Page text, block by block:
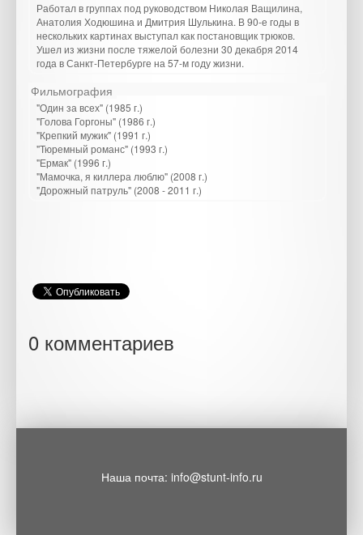
Работал в группах под руководством Николая Ващилина,
Анатолия Ходюшина и Дмитрия Шулькина. В 90-е годы в
нескольких картинах выступал как постановщик трюков.
Ушел из жизни после тяжелой болезни 30 декабря 2014
года в Санкт-Петербурге на 57-м году жизни.
Фильмография
"Один за всех" (1985 г.)
"Голова Горгоны" (1986 г.)
"Крепкий мужик" (1991 г.)
"Тюремный романс" (1993 г.)
"Ермак" (1996 г.)
"Мамочка, я киллера люблю" (2008 г.)
"Дорожный патруль" (2008 - 2011 г.)
0 комментариев
Наша почта: info@stunt-info.ru